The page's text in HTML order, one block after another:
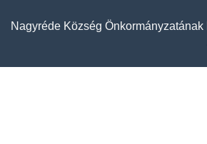
Nagyréde Község